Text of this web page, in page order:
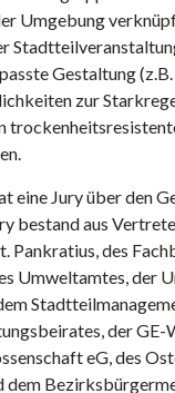
Umgebung
Gestaltung
zur
eine Jury über den
bestand aus
Pankratius, des
Umweltamtes, der
der
eG, des
dem